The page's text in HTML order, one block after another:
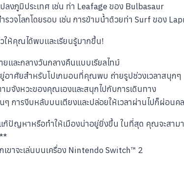
งภูมิประเทศ เช่น ท่า Leafage ของ Bulbasaur
วจโลกโดยรอบ เช่น การข้ามน้ำด้วยท่า Surf ของ
ห้คุณได้พบและเรียนรู้มากขึ้น!
และกลางวันกลางคืนแบบเรียลไทม์
อาศัยสำหรับโปเกมอนที่คุณพบ ถ่ายรูปช่วงเวลาสนุกๆ
มจังหวะของคุณเองและสนุกไปกับการเดินทาง
การงีบหลับบนเตียงและปล่อยให้เวลาผ่านไปก็ผ่อนค
ญหาหรือทำให้เมืองน่าอยู่ยิ่งขึ้น ในที่สุด คุณจะสาม
ขาจะเล่นบนเครื่อง Nintendo Switch™ 2